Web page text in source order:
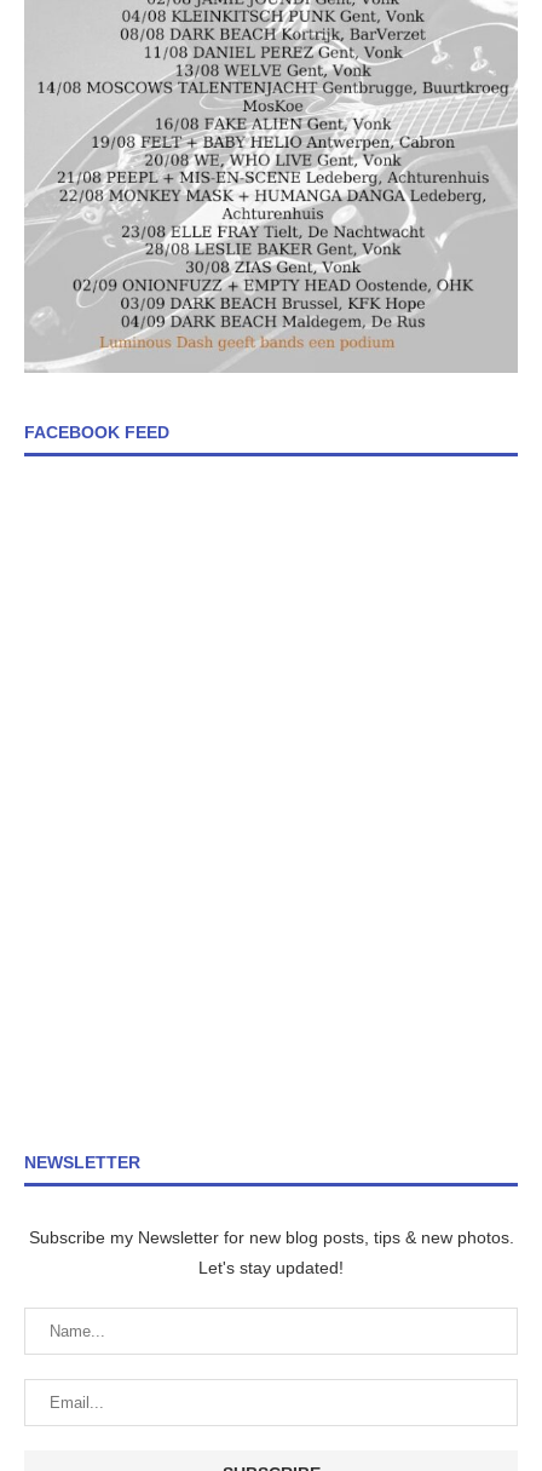
FACEBOOK FEED
NEWSLETTER
Subscribe my Newsletter for new blog posts, tips & new photos.
Let's stay updated!